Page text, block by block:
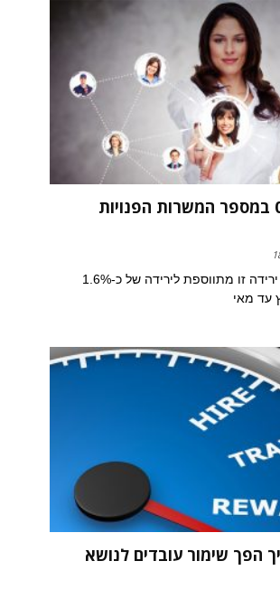
ירידה של כ-0.6% במספר המשרות הפנויות
דו"ח חדש של הלמ"ס: ירידה זו מתווספת לירידה של כ-1.6%
עד מאי
הפך שימור עובדים לנושא